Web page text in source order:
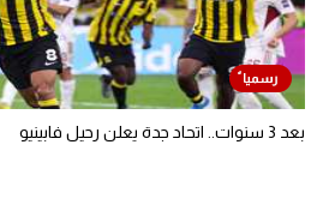
بعد 3 سنوات.. اتحاد جدة يعلن رحيل فابينيو